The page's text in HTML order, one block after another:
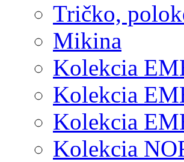
Tričko,
Mikina
Kolekcia
Kolekcia
Kolekcia
Kolekcia